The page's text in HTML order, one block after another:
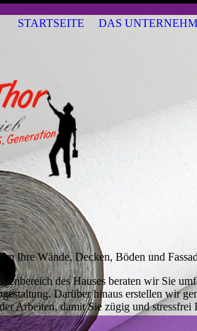
STARTSEITE DAS
Ihre Wände, Decken, Böden und
des Hauses beraten wir Sie
Darüber hinaus erstellen wir
Arbeiten, damit Sie zügig und stressfrei